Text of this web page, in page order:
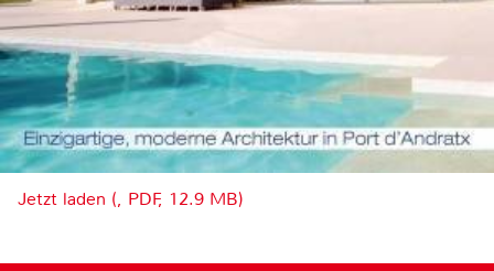
Jetzt laden (, PDF, 12.9 MB)